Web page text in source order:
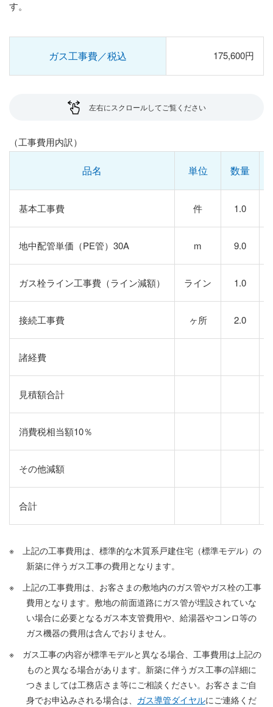
す。
ガス工事費／税込 175,600円
左右にスクロールしてご覧ください
（工事費用内訳）
品名 単位 数量
基本工事費 件 1.0
地中配管単価（PE管）30A m 9.0
ガス栓ライン工事費（ライン減額） ライン 1.0
接続工事費 ヶ所 2.0
諸経費
見積額合計
消費税相当額10％
その他減額
合計
上記の工事費用は、標準的な木質系戸建住宅（標準モデル）の
新築に伴うガス工事の費用となります。
上記の工事費用は、お客さまの敷地内のガス管やガス栓の工事
費用となります。敷地の前面道路にガス管が埋設されていな
い場合に必要となるガス本支管費用や、給湯器やコンロ等の
ガス機器の費用は含んでおりません。
ガス工事の内容が標準モデルと異なる場合、工事費用は上記の
ものと異なる場合があります。新築に伴うガス工事の詳細に
つきましては工務店さま等にご相談ください。お客さまご自
身でお申込みされる場合は、 ガス導管ダイヤルにご連絡くだ